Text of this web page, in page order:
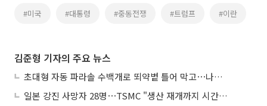
#미국 #대통령 #중동전쟁 #트럼프 #이란
김준형 기자의 주요 뉴스
초대형 자동 파라솔 수백개로 뙤약볕 틀어 막고⋯나라별 폭염 생존법
일본 강진 사망자 28명⋯TSMC "생산 재개까지 시간 필요해"